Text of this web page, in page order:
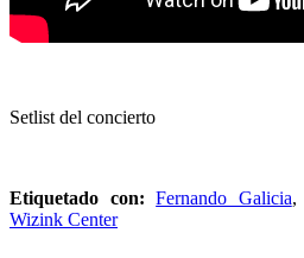
Setlist del concierto
Etiquetado con: Fernando Galicia
Wizink Center